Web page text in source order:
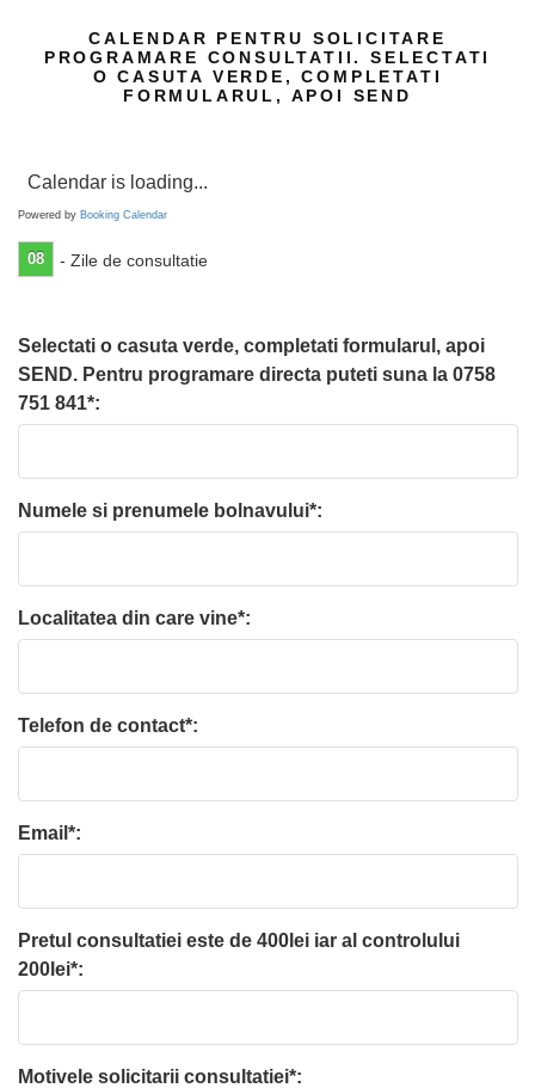
CALENDAR PENTRU SOLICITARE
PROGRAMARE CONSULTATII. SELECTATI
O CASUTA VERDE, COMPLETATI
FORMULARUL, APOI SEND
Calendar is loading...
Powered by Booking Calendar
08 - Zile de consultatie
Selectati o casuta verde, completati formularul, apoi
SEND. Pentru programare directa puteti suna la 0758
751 841*:
Numele si prenumele bolnavului*:
Localitatea din care vine*:
Telefon de contact*:
Email*:
Pretul consultatiei este de 400lei iar al controlului
200lei*:
Motivele solicitarii consultatiei*: